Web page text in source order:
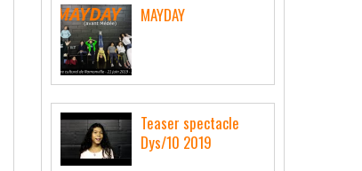
MAYDAY
Teaser spectacle
Dys/10 2019